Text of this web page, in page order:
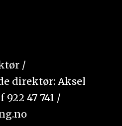
/
direktør: Aksel
47 741 /